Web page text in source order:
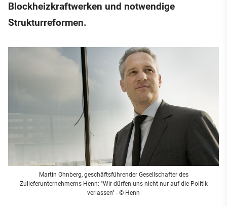
Blockheizkraftwerken und notwendige
Strukturreformen.
Martin Ohnberg, geschäftsführender Gesellschafter des
Zulieferunternehmerns Henn: "Wir dürfen uns nicht nur auf die Politik
verlassen" - © Henn